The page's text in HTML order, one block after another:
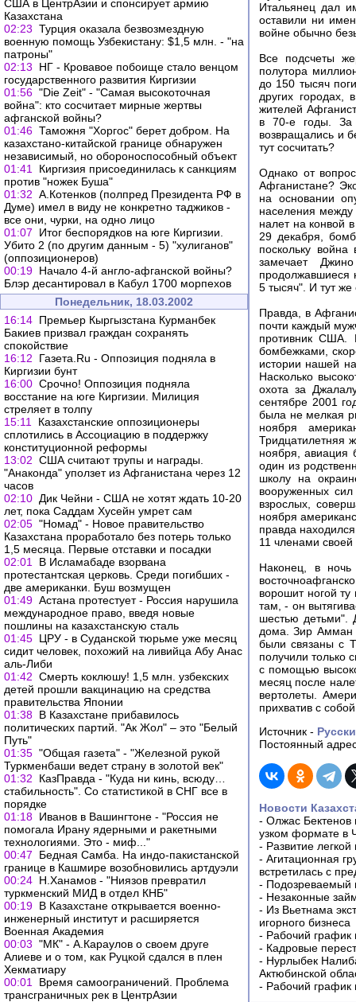
США в ЦентрАзии и спонсирует армию
Казахстана
02:23 Турция оказала безвозмездную
военную помощь Узбекистану: $1,5 млн. - "на
патроны"
02:13
НГ - Кровавое побоище стало венцом
государственного развития Киргизии
01:56 "Die Zeit" - "Самая высокоточная
война": кто сосчитает мирные жертвы
афганской войны?
01:46 Таможня "Хоргос" берет добром. На
казахстано-китайской границе обнаружен
независимый, но обороноспособный объект
01:41
Киргизия присоединилась к санкциям
против "ножек Буша"
01:32 А.Котенков (полпред Президента РФ в
Думе) имел в виду не конкретно таджиков -
все они, чурки, на одно лицо
01:07
Итог беспорядков на юге Киргизии.
Убито 2 (по другим данным - 5) "хулиганов"
(оппозиционеров)
00:19 Начало 4-й англо-афганской войны?
Блэр десантировал в Кабул 1700 морпехов
Понедельник, 18.03.2002
16:14 Премьер Кыргызстана Курманбек
Бакиев призвал граждан сохранять
спокойствие
16:12
Газета.Ru - Оппозиция подняла в
Киргизии бунт
16:00 Срочно! Оппозиция подняла
восстание на юге Киргизии. Милиция
стреляет в толпу
15:11
Казахстанские оппозиционеры
сплотились в Ассоциацию в поддержку
конституционной реформы
13:02 США считают трупы и награды.
"Анаконда" уползет из Афганистана через 12
часов
02:10 Дик Чейни - США не хотят ждать 10-20
лет, пока Саддам Хусейн умрет сам
02:05 "Номад" - Новое правительство
Казахстана проработало без потерь только
1,5 месяца. Первые отставки и посадки
02:01
В Исламабаде взорвана
протестантская церковь. Среди погибших -
две американки. Буш возмущен
01:49 Астана протестует - Россия нарушила
международное право, введя новые
пошлины на казахстанскую сталь
01:45 ЦРУ - в Суданской тюрьме уже месяц
сидит человек, похожий на ливийца Абу Анас
аль-Либи
01:42 Смерть коклюшу! 1,5 млн. узбекских
детей прошли вакцинацию на средства
правительства Японии
01:38 В Казахстане прибавилось
политических партий. "Ак Жол" – это "Белый
Путь"
01:35 "Общая газета" - "Железной рукой
Туркменбаши ведет страну в золотой век"
01:32
КазПравда - "Куда ни кинь, всюду…
стабильность". Со статистикой в СНГ все в
порядке
01:18 Иванов в Вашингтоне - "Россия не
помогала Ирану ядерными и ракетными
технологиями. Это - миф..."
00:47
Бедная Самба. На индо-пакистанской
границе в Кашмире возобновились артдуэли
00:24 Н.Ханамов - "Ниязов превратил
туркменский МИД в отдел КНБ"
00:19 В Казахстане открывается военно-
инженерный институт и расширяется
Военная Академия
00:03 "МК" - А.Караулов о своем друге
Алиеве и о том, как Руцкой сдался в плен
Хекматиару
00:01
Время самоограничений. Проблема
трансграничных рек в ЦентрАзии
Итальянец дал
оставили ни
войне обычно
Все подсчеты
полутора
до 150 тысяч
других
жителей
в 70-е годы. За
возвращались и
тут сосчитать?
Однако от
Афганистане?
на основании
населения
налет на конвой
29 декабря,
поскольку
замечает
продолжавшиеся
5 тысяч". И тут
Правда, в
почти каждый
противник США.
бомбежками,
истории нашей
Насколько
охота за
сентябре 2001
была не мелкая
ноября
Тридцатилетняя
ноября, авиация
один из
школу на
вооруженных
взрослых,
ноября
правда
11 членами
Наконец, в
ворошит ногой
там, - он
шестью детьми".
дома. Зир Амман
были связаны с
получили только
с помощью
месяц после
вертолеты.
прихватив с
Источник -
Постоянный
Новости
- Олжас Бектенов
узком формате в
- Развитие
- Агитационная
встретилась с
- Подозреваемый
- Незаконные
- Из Вьетнама
игорного бизнеса
- Рабочий график
- Кадровые
- Нурлыбек
Актюбинской
- Рабочий график